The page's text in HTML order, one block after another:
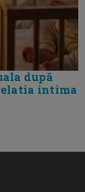
după
intima